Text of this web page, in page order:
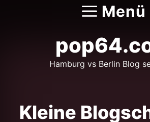
Menü
Hamburg vs Berlin Blog
Kleine